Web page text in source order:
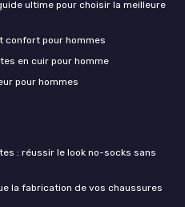
ultime pour choisir la meilleure
confort pour hommes
en cuir pour homme
pour hommes
: réussir le look no-socks sans
la fabrication de vos chaussures